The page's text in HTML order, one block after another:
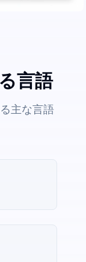
言語
主な言語